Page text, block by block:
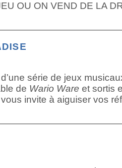
OU ON VEND DE LA
série de jeux
de Wario Ware et sortis
vous invite à aiguiser vos